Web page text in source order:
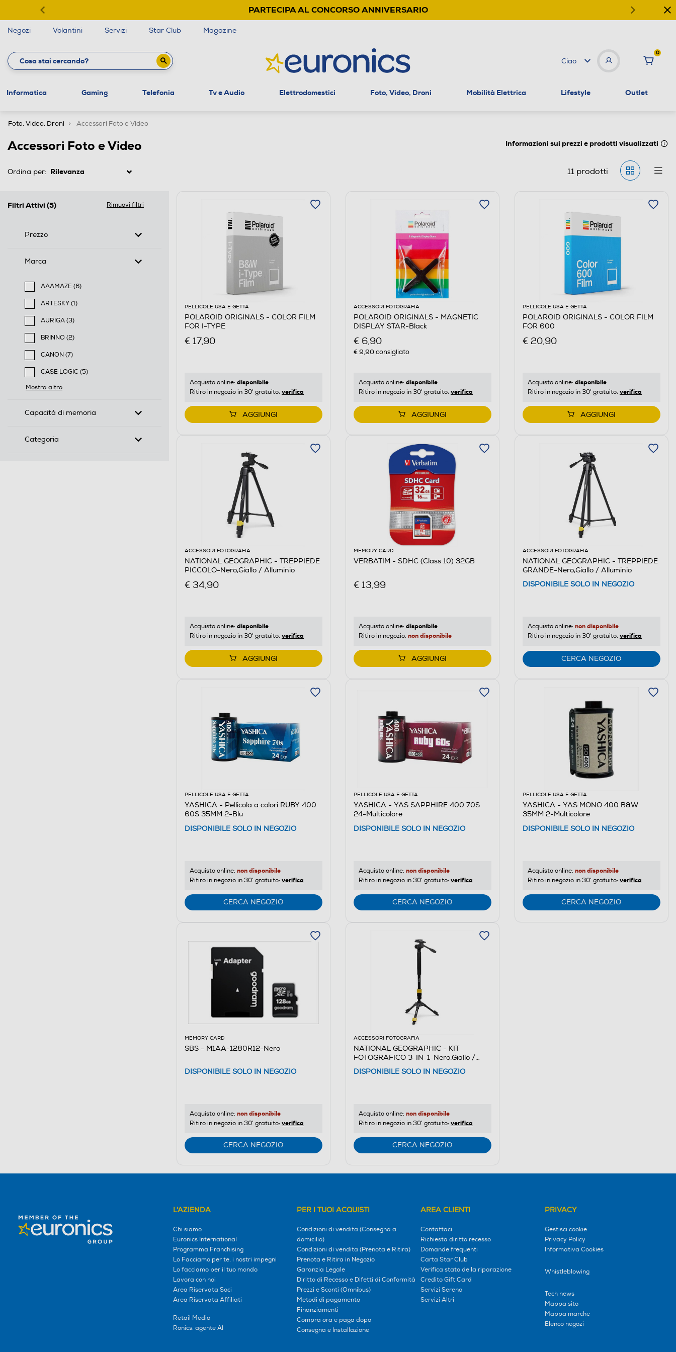
PARTECIPA AL CONCORSO ANNIVERSARIO
Negozi Volantini Servizi Star Club Magazine
Ciao
0
Informatica Gaming Telefonia Tv e Audio Elettrodomestici Foto, Video, Droni Mobilità Elettrica Lifestyle Outlet
Foto, Video, Droni Accessori Foto e Video
Accessori Foto e Video Informazioni sui prezzi e prodotti visualizzati
Ordina per: 11prodotti
Filtri Attivi (5) Rimuovi filtri
Prezzo
Marca
AAAMAZE (6)
Filtra per Marca: AAAMAZE
ARTESKY (1)
Filtra per Marca: ARTESKY
AURIGA (3)
Filtra per Marca: AURIGA
BRINNO (2)
Filtra per Marca: BRINNO
CANON (7)
Filtra per Marca: CANON
CASE LOGIC (5)
Filtra per Marca: CASE LOGIC
Mostra altro
Capacità di memoria
Categoria
PELLICOLE USA E GETTA
POLAROID ORIGINALS - COLOR FILM
FOR I-TYPE
€ 17,90
Acquisto online: disponibile
Ritiro in negozio in 30' gratuito: verifica
AGGIUNGI
ACCESSORI FOTOGRAFIA
POLAROID ORIGINALS - MAGNETIC
DISPLAY STAR-Black
€ 6,90
€ 9,90consigliato
Acquisto online: disponibile
Ritiro in negozio in 30' gratuito: verifica
AGGIUNGI
PELLICOLE USA E GETTA
POLAROID ORIGINALS - COLOR FILM
FOR 600
€ 20,90
Acquisto online: disponibile
Ritiro in negozio in 30' gratuito: verifica
AGGIUNGI
ACCESSORI FOTOGRAFIA
NATIONAL GEOGRAPHIC - TREPPIEDE
PICCOLO-Nero,Giallo / Alluminio
€ 34,90
Acquisto online: disponibile
Ritiro in negozio in 30' gratuito: verifica
AGGIUNGI
MEMORY CARD
VERBATIM - SDHC (Class 10) 32GB
€ 13,99
Acquisto online: disponibile
Ritiro in negozio: non disponibile
AGGIUNGI
ACCESSORI FOTOGRAFIA
NATIONAL GEOGRAPHIC - TREPPIEDE
GRANDE-Nero,Giallo / Alluminio
DISPONIBILE SOLO IN NEGOZIO
Acquisto online: non disponibile
Ritiro in negozio in 30' gratuito: verifica
CERCA NEGOZIO
PELLICOLE USA E GETTA
YASHICA - Pellicola a colori RUBY 400
60S 35MM 2-Blu
DISPONIBILE SOLO IN NEGOZIO
Acquisto online: non disponibile
Ritiro in negozio in 30' gratuito: verifica
CERCA NEGOZIO
PELLICOLE USA E GETTA
YASHICA - YAS SAPPHIRE 400 70S
24-Multicolore
DISPONIBILE SOLO IN NEGOZIO
Acquisto online: non disponibile
Ritiro in negozio in 30' gratuito: verifica
CERCA NEGOZIO
PELLICOLE USA E GETTA
YASHICA - YAS MONO 400 B&W
35MM 2-Multicolore
DISPONIBILE SOLO IN NEGOZIO
Acquisto online: non disponibile
Ritiro in negozio in 30' gratuito: verifica
CERCA NEGOZIO
MEMORY CARD
SBS - M1AA-1280R12-Nero
DISPONIBILE SOLO IN NEGOZIO
Acquisto online: non disponibile
Ritiro in negozio in 30' gratuito: verifica
CERCA NEGOZIO
ACCESSORI FOTOGRAFIA
NATIONAL GEOGRAPHIC - KIT
FOTOGRAFICO 3-IN-1-Nero,Giallo /
Alluminio
DISPONIBILE SOLO IN NEGOZIO
Acquisto online: non disponibile
Ritiro in negozio in 30' gratuito: verifica
CERCA NEGOZIO
L'AZIENDA
Chi siamo
Euronics International
Programma Franchising
Lo Facciamo per te, i nostri impegni
Lo facciamo per il tuo mondo
Lavora con noi
Area Riservata Soci
Area Riservata Affiliati
Retail Media
Ronics: agente AI
PER I TUOI ACQUISTI
Condizioni di vendita (Consegna a
domicilio)
Condizioni di vendita (Prenota e Ritira)
Prenota e Ritira in Negozio
Garanzia Legale
Diritto di Recesso e Difetti di Conformità
Prezzi e Sconti (Omnibus)
Metodi di pagamento
Finanziamenti
Compra ora e paga dopo
Consegna e Installazione
AREA CLIENTI
Contattaci
Richiesta diritto recesso
Domande frequenti
Carta Star Club
Verifica stato della riparazione
Credito Gift Card
Servizi Serena
Servizi Altri
PRIVACY
Gestisci cookie
Privacy Policy
Informativa Cookies
Whistleblowing
Tech news
Mappa sito
Mappa marche
Elenco negozi